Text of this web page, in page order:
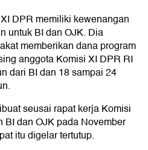
DPR memiliki kewenangan
untuk BI dan OJK. Dia
memberikan dana program
anggota Komisi XI DPR RI
dari BI dan 18 sampai 24
seusai rapat kerja Komisi
dan OJK pada November
itu digelar tertutup.